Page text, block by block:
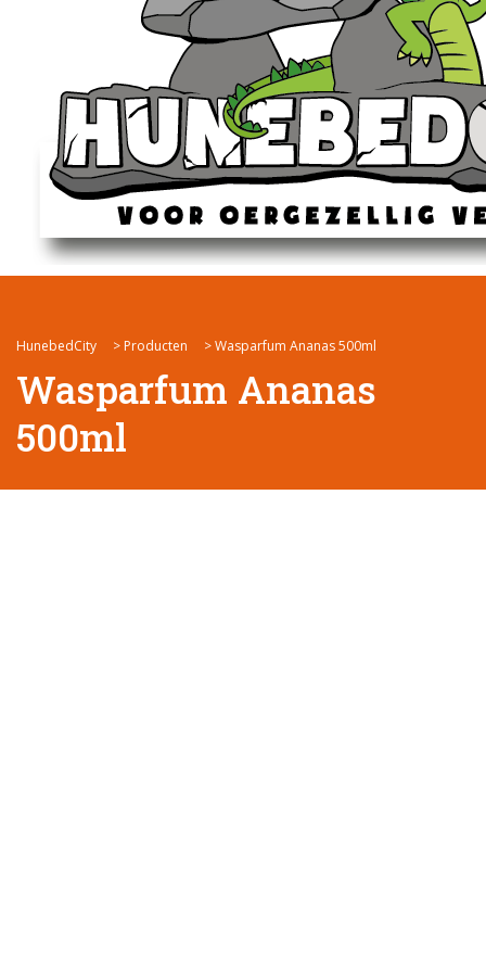
HunebedCity > Producten >Wasparfum Ananas 500ml
Wasparfum Ananas
500ml